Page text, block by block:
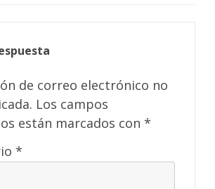
de correo electrónico no
Los campos
están marcados con *
*